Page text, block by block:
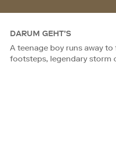
DARUM GEHT'S
A teenage boy runs away
footsteps, legendary storm